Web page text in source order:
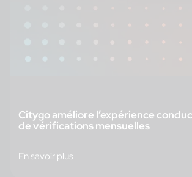
Citygo améliore l’expérience
de vérifications mensuelles
En savoir plus